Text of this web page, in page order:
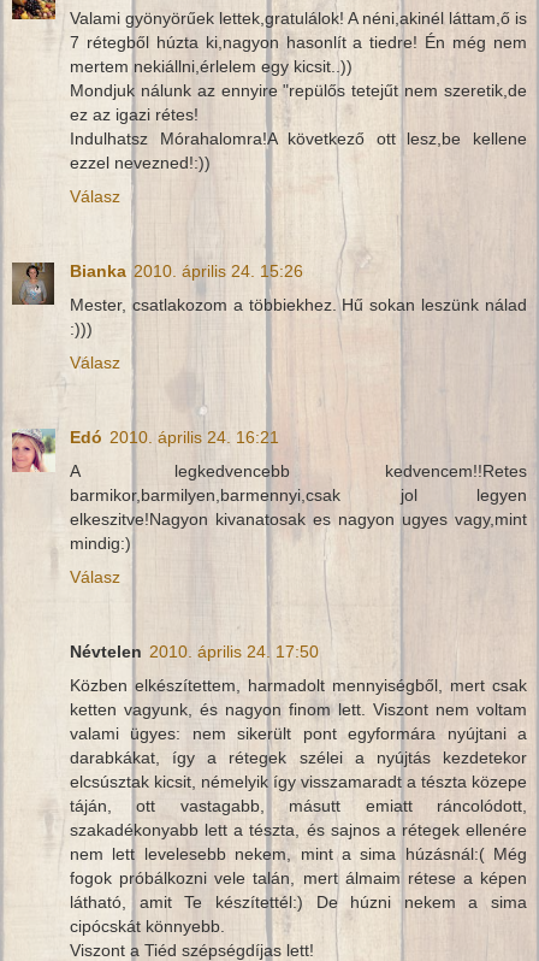
Valami gyönyörűek lettek,gratulálok! A néni,akinél láttam,ő is
7 rétegből húzta ki,nagyon hasonlít a tiedre! Én még nem
mertem nekiállni,érlelem egy kicsit..))
Mondjuk nálunk az ennyire "repülős tetejűt nem szeretik,de
ez az igazi rétes!
Indulhatsz Mórahalomra!A következő ott lesz,be kellene
ezzel nevezned!:))
Válasz
Bianka 2010. április 24. 15:26
Mester, csatlakozom a többiekhez. Hű sokan leszünk nálad
:)))
Válasz
Edó 2010. április 24. 16:21
A legkedvencebb kedvencem!!Retes
barmikor,barmilyen,barmennyi,csak jol legyen
elkeszitve!Nagyon kivanatosak es nagyon ugyes vagy,mint
mindig:)
Válasz
Névtelen 2010. április 24. 17:50
Közben elkészítettem, harmadolt mennyiségből, mert csak
ketten vagyunk, és nagyon finom lett. Viszont nem voltam
valami ügyes: nem sikerült pont egyformára nyújtani a
darabkákat, így a rétegek szélei a nyújtás kezdetekor
elcsúsztak kicsit, némelyik így visszamaradt a tészta közepe
táján, ott vastagabb, másutt emiatt ráncolódott,
szakadékonyabb lett a tészta, és sajnos a rétegek ellenére
nem lett levelesebb nekem, mint a sima húzásnál:( Még
fogok próbálkozni vele talán, mert álmaim rétese a képen
látható, amit Te készítettél:) De húzni nekem a sima
cipócskát könnyebb.
Viszont a Tiéd szépségdíjas lett!